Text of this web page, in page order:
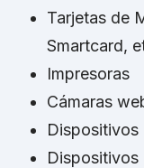
Tarjetas de
Smartcard,
Impresoras
Cámaras
Dispositivos
Dispositivos